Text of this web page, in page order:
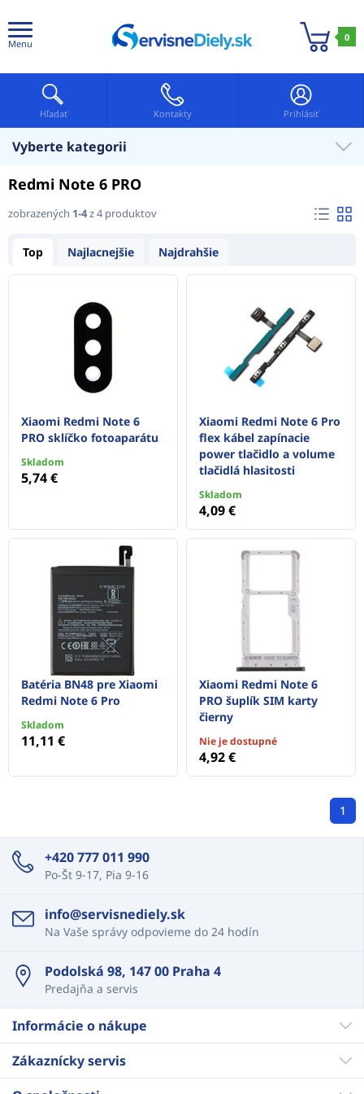
Menu
0
Hľadať Kontakty Prihlásiť
Vyberte kategorii
Redmi Note 6 PRO
zobrazených 1-4z 4 produktov
Top Najlacnejšie Najdrahšie
Xiaomi Redmi Note 6
PRO sklíčko fotoaparátu
Skladom
5,74 €
Xiaomi Redmi Note 6 Pro
flex kábel zapínacie
power tlačidlo a volume
tlačidlá hlasitosti
Skladom
4,09 €
Batéria BN48 pre Xiaomi
Redmi Note 6 Pro
Skladom
11,11 €
Xiaomi Redmi Note 6
PRO šuplík SIM karty
čierny
Nie je dostupné
4,92 €
1
+420 777 011 990
Po-Št 9-17, Pia 9-16
info@servisnediely.sk
Na Vaše správy odpovieme do 24 hodín
Podolská 98, 147 00 Praha 4
Predajňa a servis
Informácie o nákupe
Zákaznícky servis